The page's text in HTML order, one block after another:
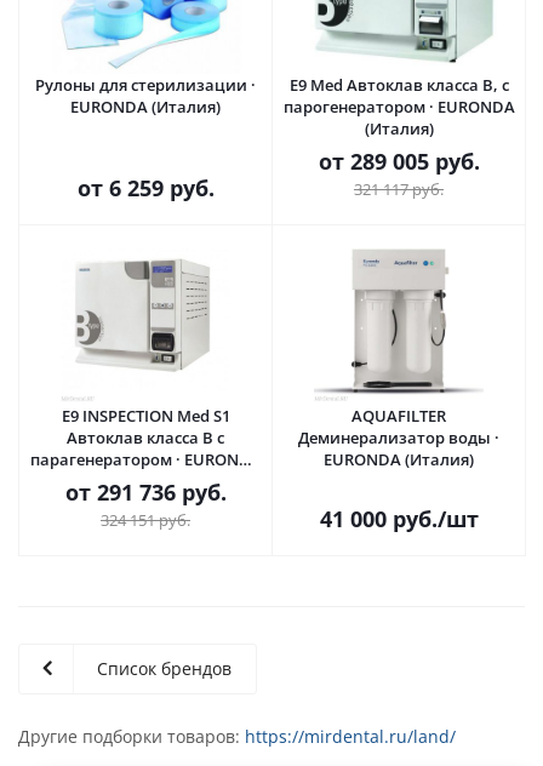
Рулоны для стерилизации ·
EURONDA (Италия)
от 6 259 руб.
E9 Med Автоклав класса B, с
парогенератором · EURONDA
(Италия)
от 289 005 руб.
321 117 руб.
E9 INSPECTION Med S1
Автоклав класса В с
парагенератором · EURONDA
(Италия)
от 291 736 руб.
324 151 руб.
AQUAFILTER
Деминерализатор воды ·
EURONDA (Италия)
41 000руб./шт
Список брендов
Другие подборки товаров: https://mirdental.ru/land/